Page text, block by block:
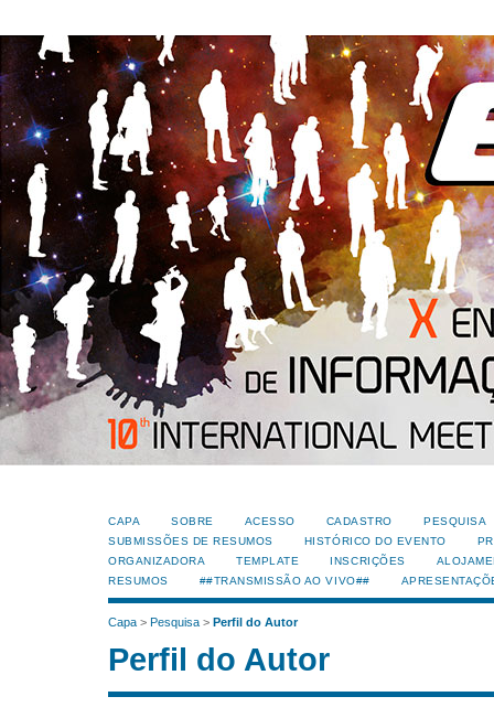
CAPA SOBRE ACESSO CADASTRO
PESQUISA
SUBMISSÕES DE RESUMOS
HISTÓRICO DO EVENTO
ORGANIZADORA
TEMPLATE INSCRIÇÕES
RESUMOS
##TRANSMISSÃO AO VIVO##
Capa > Pesquisa > Perfil do Autor
Perfil do Autor